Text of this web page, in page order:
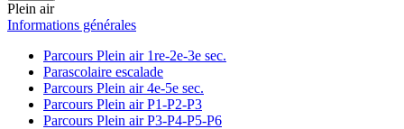
Plein air
Informations générales
Parcours Plein air 1re-2e-3e sec.
Parascolaire escalade
Parcours Plein air 4e-5e sec.
Parcours Plein air P1-P2-P3
Parcours Plein air P3-P4-P5-P6